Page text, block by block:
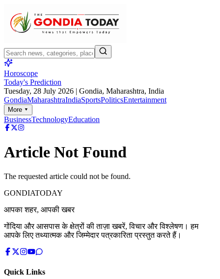
Horoscope
Today's Prediction
Tuesday, 28 July 2026 | Gondia, Maharashtra, India
GondiaMaharashtraIndiaSportsPoliticsEntertainment
More ▾
BusinessTechnologyEducation
Article Not Found
The requested article could not be found.
GONDIATODAY
आपका शहर, आपकी खबर
गोंदिया और आसपास के क्षेत्रों की ताज़ा खबरें, विचार और विश्लेषण। हम
आपके लिए तथ्यात्मक और जिम्मेदार पत्रकारिता प्रस्तुत करते हैं।
Quick Links